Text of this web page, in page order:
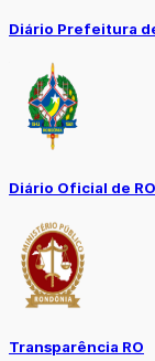
Diário Prefeitura
Diário Oficial de RO
Transparência RO